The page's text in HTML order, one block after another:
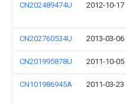
CN202489474U 2012-10-17
CN202760534U 2013-03-06
CN201995878U 2011-10-05
CN101986945A 2011-03-23